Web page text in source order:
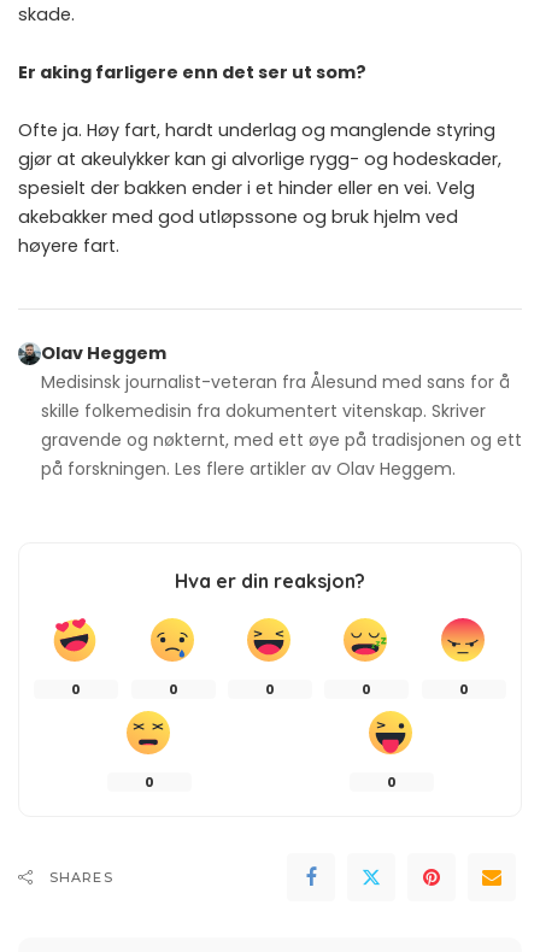
skade.
Er aking farligere enn det ser ut som?
Ofte ja. Høy fart, hardt underlag og manglende styring
gjør at akeulykker kan gi alvorlige rygg- og hodeskader,
spesielt der bakken ender i et hinder eller en vei. Velg
akebakker med god utløpssone og bruk hjelm ved
høyere fart.
Olav Heggem
Medisinsk journalist-veteran fra Ålesund med sans for å
skille folkemedisin fra dokumentert vitenskap. Skriver
gravende og nøkternt, med ett øye på tradisjonen og ett
på forskningen. Les flere artikler av Olav Heggem.
Hva er din reaksjon?
0 0 0 0 0
0 0
SHARES